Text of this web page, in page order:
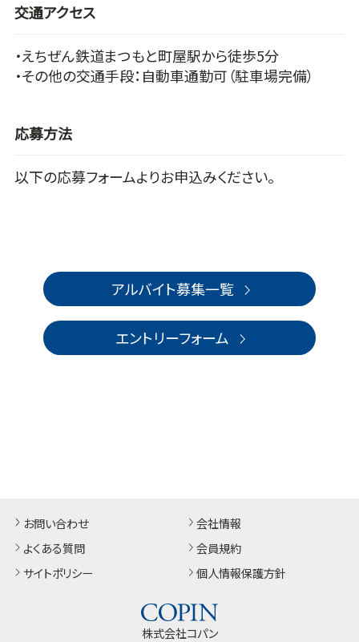
交通アクセス
・えちぜん鉄道まつもと町屋駅から徒歩5分
・その他の交通手段：自動車通勤可（駐車場完備）
応募方法
以下の応募フォームよりお申込みください。
アルバイト募集一覧
エントリーフォーム
お問い合わせ
よくある質問
サイトポリシー
会社情報
会員規約
個人情報保護方針
株式会社コパン